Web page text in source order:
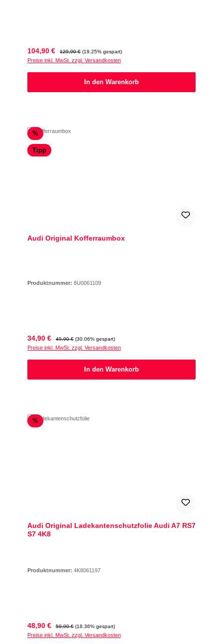
Verkaufspreis:
104,90 € Regulärer Preis:
129,90 € (19.25% gespart)
Preise inkl. MwSt. zzgl. Versandkosten
In den Warenkorb
%Rabatt
Tipp
Audi Original Kofferraumbox
Produktnummer: 8U0061109
Verkaufspreis:
34,90 € Regulärer Preis:
49,90 € (30.06% gespart)
Preise inkl. MwSt. zzgl. Versandkosten
In den Warenkorb
%Rabatt
Audi Original Ladekantenschutzfolie Audi A7 RS7
S7 4K8
Produktnummer: 4K8061197
Verkaufspreis:
48,90 € Regulärer Preis:
59,90 € (18.36% gespart)
Preise inkl. MwSt. zzgl. Versandkosten